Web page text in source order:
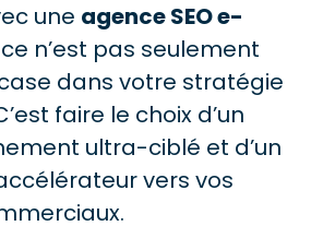
une agence SEO e-
n’est pas seulement
dans votre stratégie
faire le choix d’un
ultra-ciblé et d’un
vers vos